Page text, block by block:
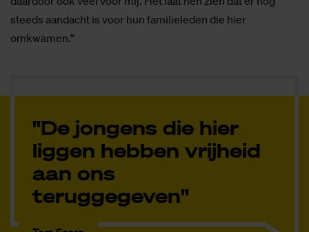
steeds aandacht is voor hun familieleden die hier
omkwamen.”
"De jongens die hier
liggen hebben vrijheid
aan ons
teruggegeven"